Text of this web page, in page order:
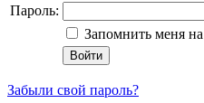
Пароль:
Запомнить меня
Забыли свой пароль?